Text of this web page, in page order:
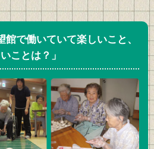
館で働いていて楽しいこと、
ことは？」